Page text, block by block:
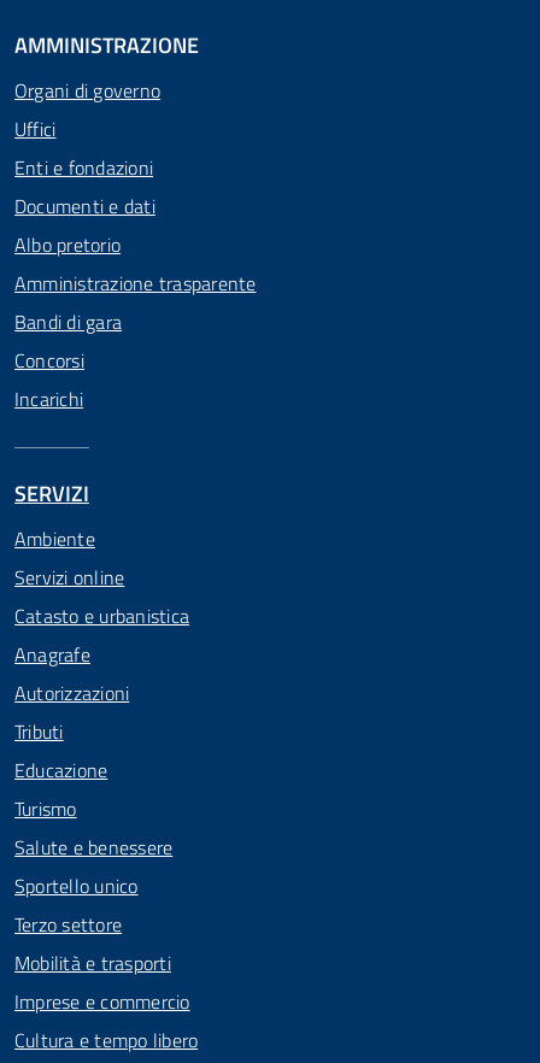
AMMINISTRAZIONE
Organi di governo
Uffici
Enti e fondazioni
Documenti e dati
Albo pretorio
Amministrazione trasparente
Bandi di gara
Concorsi
Incarichi
SERVIZI
Ambiente
Servizi online
Catasto e urbanistica
Anagrafe
Autorizzazioni
Tributi
Educazione
Turismo
Salute e benessere
Sportello unico
Terzo settore
Mobilità e trasporti
Imprese e commercio
Cultura e tempo libero